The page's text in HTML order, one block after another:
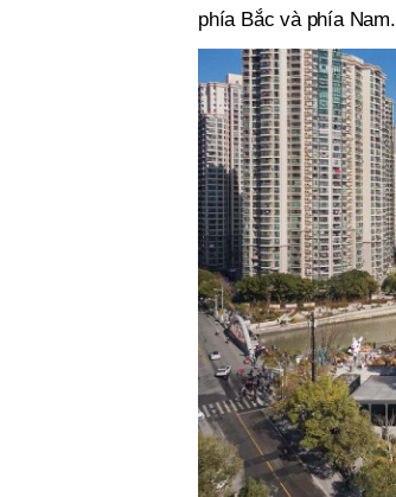
phía Bắc và phía Nam.